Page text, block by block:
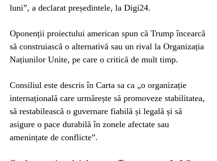
luni”, a declarat președintele, la Digi24.
Oponenții proiectului american spun că Trump încearcă
să construiască o alternativă sau un rival la Organizația
Națiunilor Unite, pe care o critică de mult timp.
Consiliul este descris în Carta sa ca „o organizație
internațională care urmărește să promoveze stabilitatea,
să restabilească o guvernare fiabilă și legală și să
asigure o pace durabilă în zonele afectate sau
amenințate de conflicte”.